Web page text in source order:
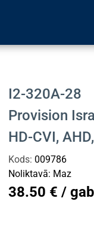
I2-320A-28
Provision
HD-CVI,
Kods: 009786
Noliktavā: Maz
38.50 € / gab